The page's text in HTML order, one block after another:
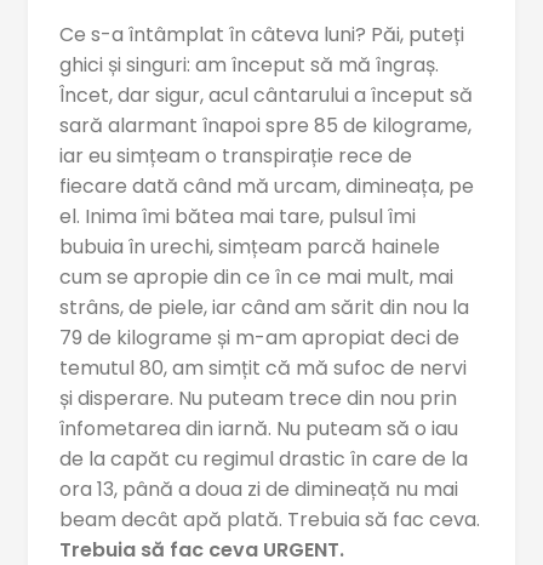
Ce s-a întâmplat în câteva luni? Păi, puteți
ghici și singuri: am început să mă îngraș.
Încet, dar sigur, acul cântarului a început să
sară alarmant înapoi spre 85 de kilograme,
iar eu simțeam o transpirație rece de
fiecare dată când mă urcam, dimineața, pe
el. Inima îmi bătea mai tare, pulsul îmi
bubuia în urechi, simțeam parcă hainele
cum se apropie din ce în ce mai mult, mai
strâns, de piele, iar când am sărit din nou la
79 de kilograme și m-am apropiat deci de
temutul 80, am simțit că mă sufoc de nervi
și disperare. Nu puteam trece din nou prin
înfometarea din iarnă. Nu puteam să o iau
de la capăt cu regimul drastic în care de la
ora 13, până a doua zi de dimineață nu mai
beam decât apă plată. Trebuia să fac ceva.
Trebuia să fac ceva URGENT.